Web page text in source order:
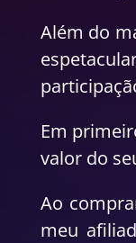
Além do
Em
valor do
Ao
meu